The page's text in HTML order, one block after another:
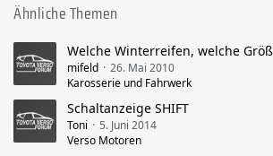
Ähnliche Themen
Welche Winterreifen, welche
mifeld
26. Mai 2010
Karosserie und Fahrwerk
Schaltanzeige SHIFT
Toni
5. Juni 2014
Verso Motoren